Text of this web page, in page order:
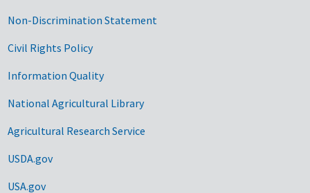
Non-Discrimination Statement
Civil Rights Policy
Information Quality
National Agricultural Library
Agricultural Research Service
USDA.gov
USA.gov